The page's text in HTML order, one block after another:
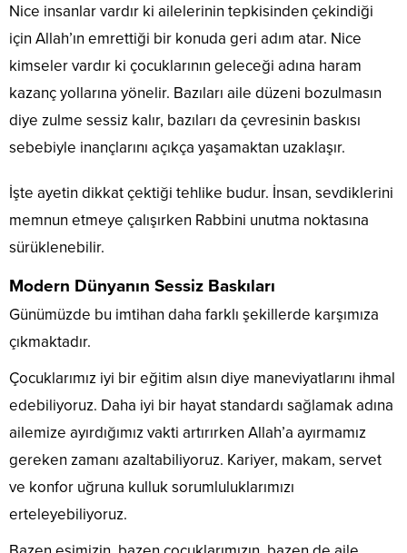
Nice insanlar vardır ki ailelerinin tepkisinden çekindiği
için Allah’ın emrettiği bir konuda geri adım atar. Nice
kimseler vardır ki çocuklarının geleceği adına haram
kazanç yollarına yönelir. Bazıları aile düzeni bozulmasın
diye zulme sessiz kalır, bazıları da çevresinin baskısı
sebebiyle inançlarını açıkça yaşamaktan uzaklaşır.
İşte ayetin dikkat çektiği tehlike budur. İnsan, sevdiklerini
memnun etmeye çalışırken Rabbini unutma noktasına
sürüklenebilir.
Modern Dünyanın Sessiz Baskıları
Günümüzde bu imtihan daha farklı şekillerde karşımıza
çıkmaktadır.
Çocuklarımız iyi bir eğitim alsın diye maneviyatlarını ihmal
edebiliyoruz. Daha iyi bir hayat standardı sağlamak adına
ailemize ayırdığımız vakti artırırken Allah’a ayırmamız
gereken zamanı azaltabiliyoruz. Kariyer, makam, servet
ve konfor uğruna kulluk sorumluluklarımızı
erteleyebiliyoruz.